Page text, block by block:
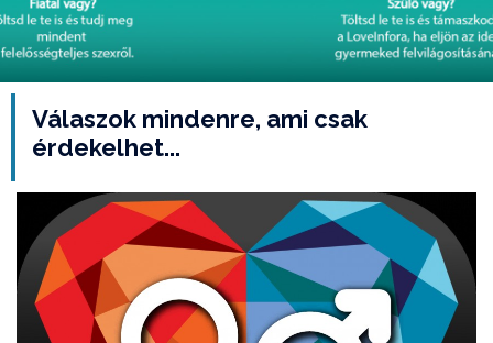
Válaszok mindenre, ami csak
érdekelhet...